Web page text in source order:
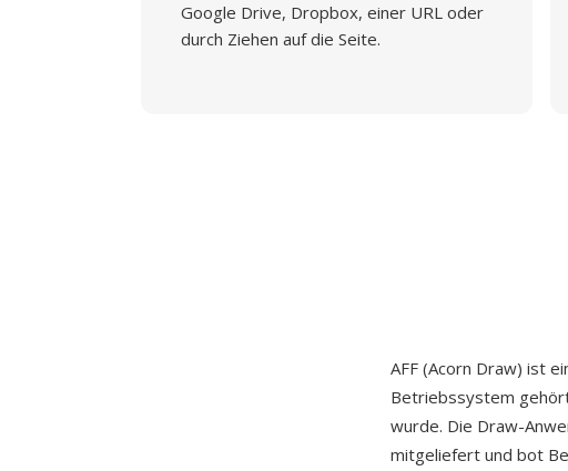
Google Drive, Dropbox, einer URL oder
durch Ziehen auf die Seite.
AFF (Acorn Draw) ist
Betriebssystem
wurde. Die Draw-
mitgeliefert und bot